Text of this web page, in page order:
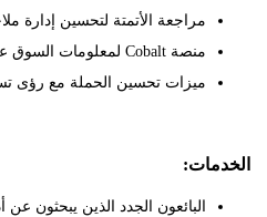
مراجعة الأتمتة لتحسين إدارة ملاحظات
منصة Cobalt لمعلومات السوق على مستوى المؤسسات
ميزات تحسين الحملة مع رؤى تستند إلى
البائعون الجدد الذين يبحثون عن أدوات